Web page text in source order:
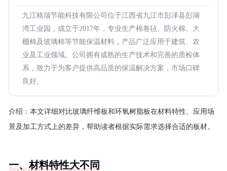
九江格瑞节能科技有限公司位于江西省九江市彭泽县彭湖
湾工业园，成立于2017年，专业生产棉卷毡、防火棉、大
棚棉及玻璃棉等节能保温材料，产品广泛应用于建筑、农
业及工业领域。公司拥有成熟的生产技术和完善的质检体
系，致力于为客户提供高品质的保温解决方案，市场口碑
良好。
介绍： 本文详细对比玻璃纤维板和环氧树脂板在材料特性、应用场
景及加工方式上的差异，帮助读者根据实际需求选择合适的板材。
一、材料特性大不同